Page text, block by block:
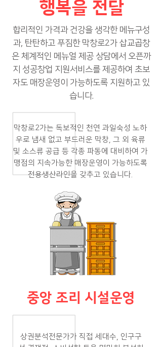
행복을 전달
합리적인 가격과 건강을 생각한 메뉴구성
과, 탄탄하고 푸짐한 막창로2가 삽교곱창
은 체계적인 메뉴얼 제공 상담에서 오픈까
지 성공창업 지원서비스를 제공하여 초보
자도 매장운영이 가능하도록 지원하고 있
습니다.
상권분석전문가가 직접 세대수, 인구구
중앙 조리 시설운영
막창로2가는 독보적인 천연 과일숙성 노하
우로 냄새 없고 부드러운 막창, 그 외 육류
및 소스류 공급 등 각종 파동에 대비하여 가
맹점의 지속가능한 매장운영이 가능하도록
전용생산라인을 갖추고 있습니다.